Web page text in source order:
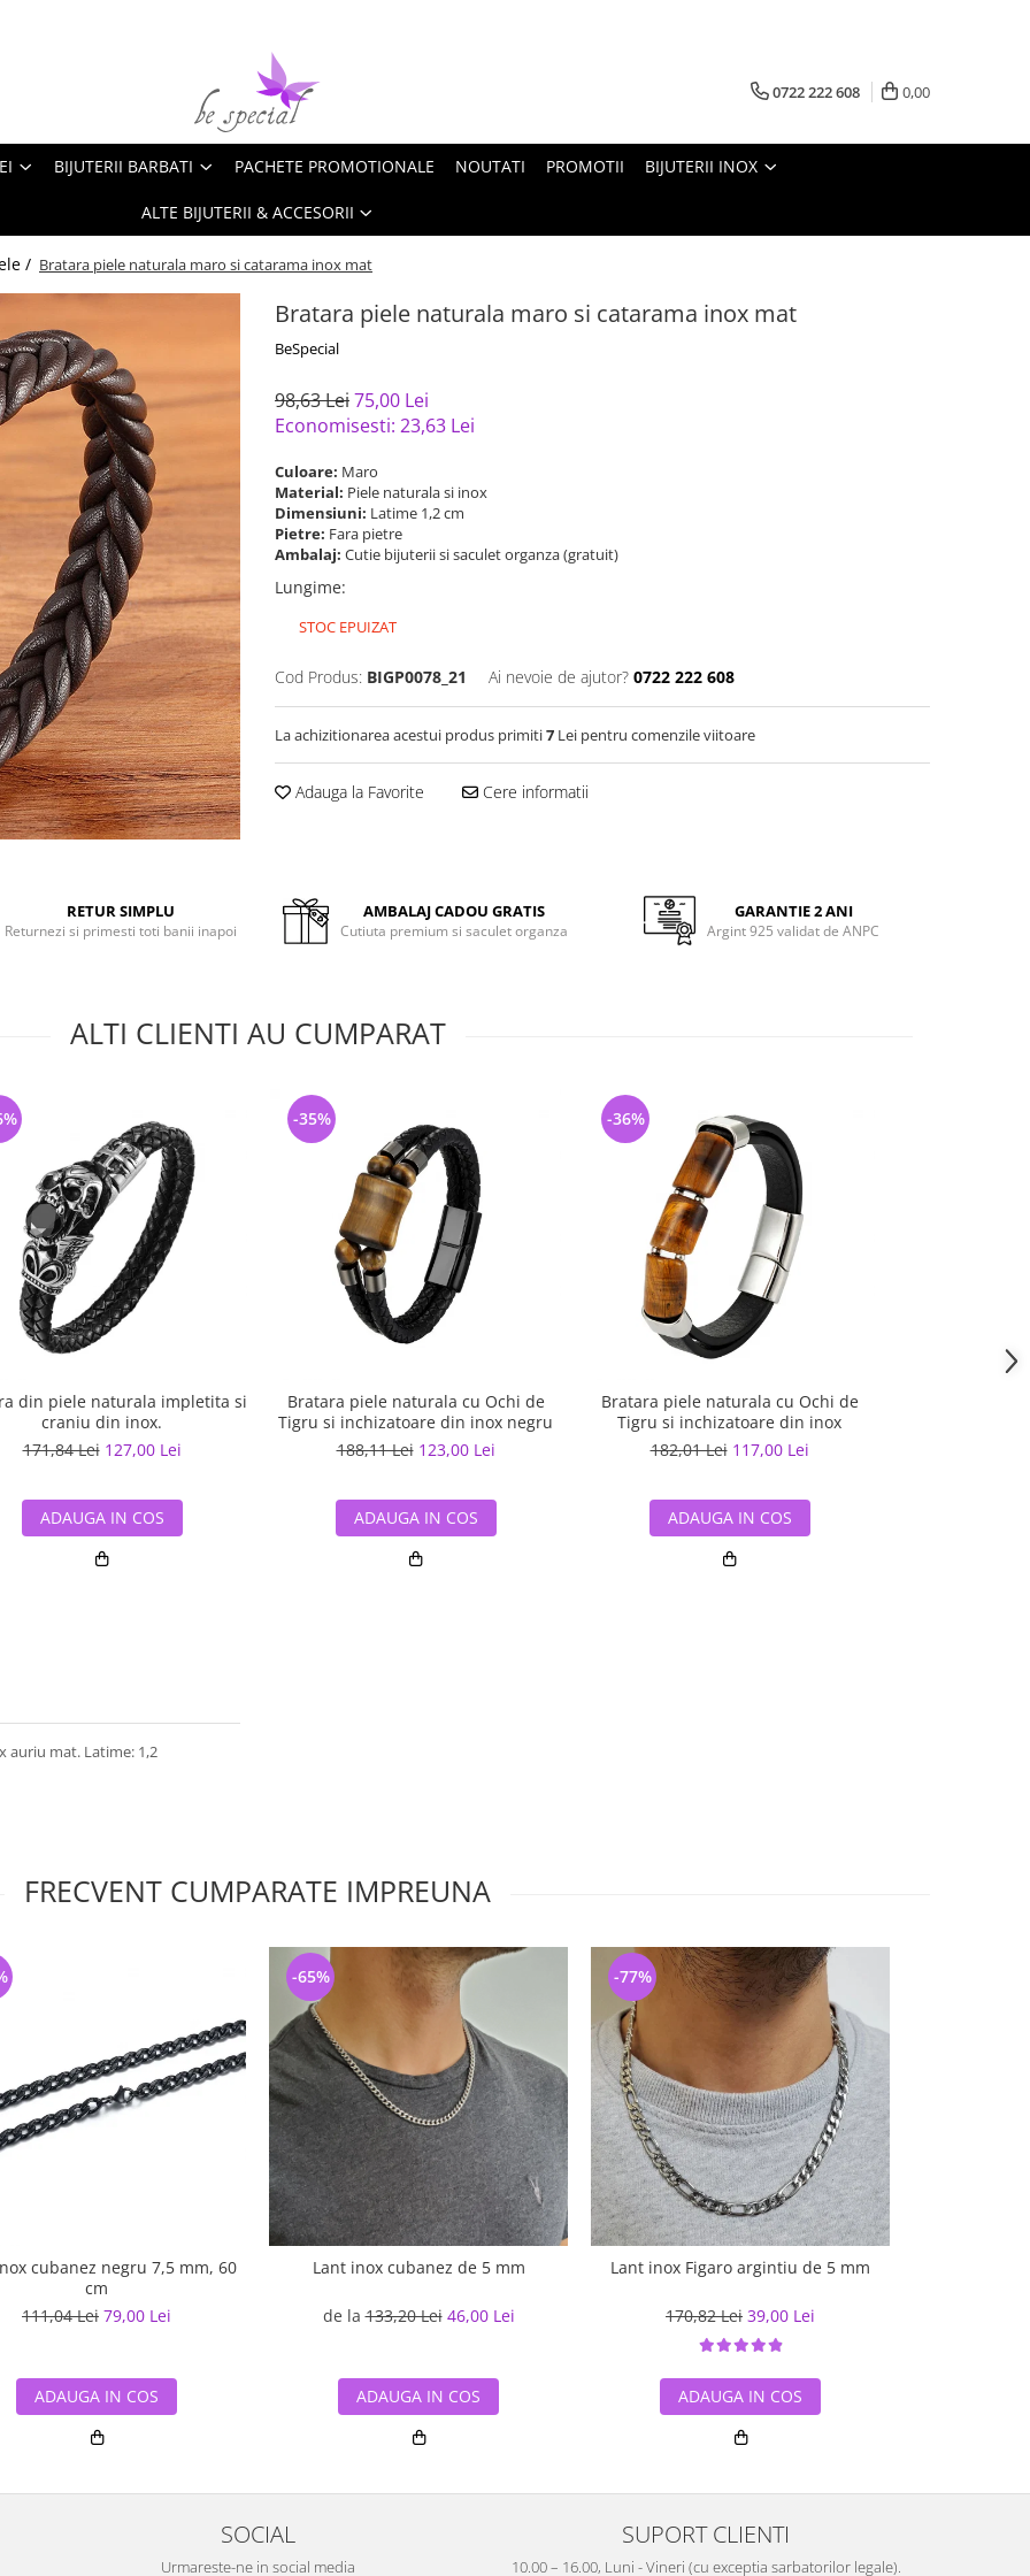
0722 222 608 0,00
BIJUTERII BARBATI PACHETE PROMOTIONALE NOUTATI PROMOTII BIJUTERII INOX
ALTE BIJUTERII & ACCESORII
/ Bratara piele naturala maro si catarama inox mat
Bratara piele naturala maro si catarama inox mat
BeSpecial
98,63 Lei75,00 Lei
Economisesti: 23,63 Lei
Culoare: Maro
Material: Piele naturala si inox
Dimensiuni: Latime 1,2 cm
Pietre: Fara pietre
Ambalaj: Cutie bijuterii si saculet organza (gratuit)
Lungime:
STOC EPUIZAT
Cod Produs: BIGP0078_21 Ai nevoie de ajutor? 0722 222 608
La achizitionarea acestui produs primiti7 Lei pentru comenzile viitoare
Adauga la Favorite Cere informatii
RETUR SIMPLU
Returnezi si primesti toti banii inapoi
AMBALAJ CADOU GRATIS
Cutiuta premium si saculet organza
GARANTIE 2 ANI
Argint 925 validat de ANPC
ALTI CLIENTI AU CUMPARAT
din piele naturala impletita si
craniu din inox.
171,84 Lei 127,00 Lei
ADAUGA IN COS
Bratara piele naturala cu Ochi de
Tigru si inchizatoare din inox negru
188,11 Lei 123,00 Lei
-35%
ADAUGA IN COS
Bratara piele naturala cu Ochi de
Tigru si inchizatoare din inox
182,01 Lei 117,00 Lei
-36%
ADAUGA IN COS
auriu mat. Latime: 1,2
FRECVENT CUMPARATE IMPREUNA
cubanez negru 7,5 mm, 60
cm
111,04 Lei 79,00 Lei
ADAUGA IN COS
Lant inox cubanez de 5 mm
de la133,20 Lei 46,00 Lei
-65%
ADAUGA IN COS
Lant inox Figaro argintiu de 5 mm
170,82 Lei 39,00 Lei
-77%
ADAUGA IN COS
SOCIAL
Urmareste-ne in social media
SUPORT CLIENTI
10.00 – 16.00, Luni - Vineri (cu exceptia sarbatorilor legale).